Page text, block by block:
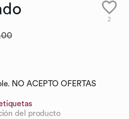
2
NO ACEPTO OFERTAS
del producto